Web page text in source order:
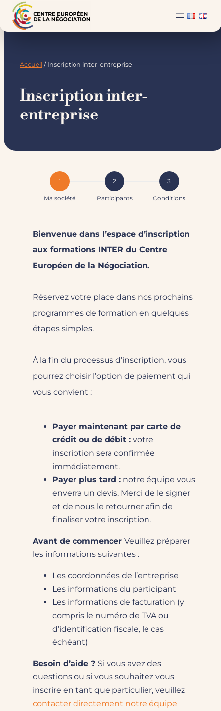
Accueil / Inscription inter-entreprise
Inscription inter-
entreprise
1
Ma société
2
Participants
3
Conditions
Bienvenue dans l’espace d’inscription
aux formations INTER du Centre
Européen de la Négociation.
Réservez votre place dans nos prochains
programmes de formation en quelques
étapes simples.
À la fin du processus d’inscription, vous
pourrez choisir l’option de paiement qui
vous convient :
Payer maintenant par carte de
crédit ou de débit : votre
inscription sera confirmée
immédiatement.
Payer plus tard : notre équipe vous
enverra un devis. Merci de le signer
et de nous le retourner afin de
finaliser votre inscription.
Avant de commencer Veuillez préparer
les informations suivantes :
Les coordonnées de l’entreprise
Les informations du participant
Les informations de facturation (y
compris le numéro de TVA ou
d’identification fiscale, le cas
échéant)
Besoin d’aide ? Si vous avez des
questions ou si vous souhaitez vous
inscrire en tant que particulier, veuillez
contacter directement notre équipe